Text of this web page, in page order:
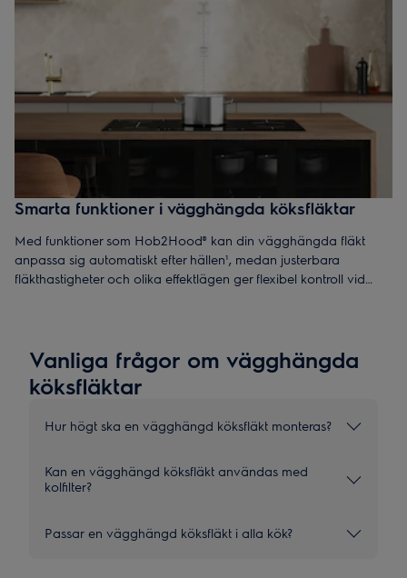
Smarta funktioner i vägghängda köksfläktar
Med funktioner som Hob2Hood® kan din vägghängda fläkt
anpassa sig automatiskt efter hällen¹, medan justerbara
fläkthastigheter och olika effektlägen ger flexibel kontroll vid
Vanliga frågor om vägghängda
köksfläktar
Hur högt ska en vägghängd köksfläkt monteras?
Kan en vägghängd köksfläkt användas med
kolfilter?
Passar en vägghängd köksfläkt i alla kök?